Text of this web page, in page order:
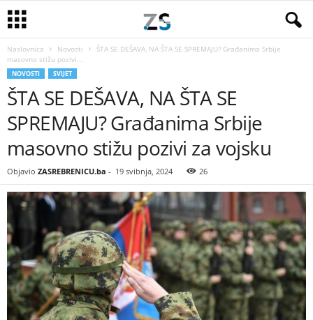
Naslovnica Novosti
ŠTA SE DEŠAVA, NA ŠTA SE SPREMAJU? Građanima Srbije
masovno stižu pozivi...
NOVOSTI SVIJET
ŠTA SE DEŠAVA, NA ŠTA SE
SPREMAJU? Građanima Srbije
masovno stižu pozivi za vojsku
Objavio ZASREBRENICU.ba - 19 svibnja, 2024 26